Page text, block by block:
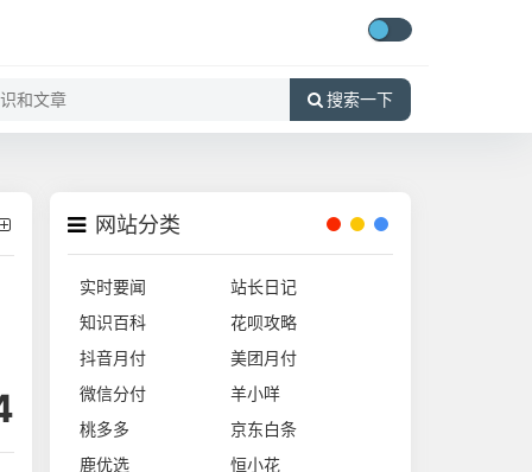
搜索一下
网站分类
实时要闻
站长日记
知识百科
花呗攻略
抖音月付
美团月付
微信分付
羊小咩
桃多多
京东白条
鹿优选
恒小花